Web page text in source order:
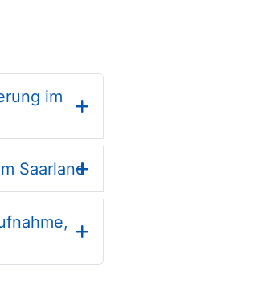
im
Saarland